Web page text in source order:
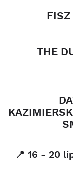
FISZ
THE
📍 16 - 20